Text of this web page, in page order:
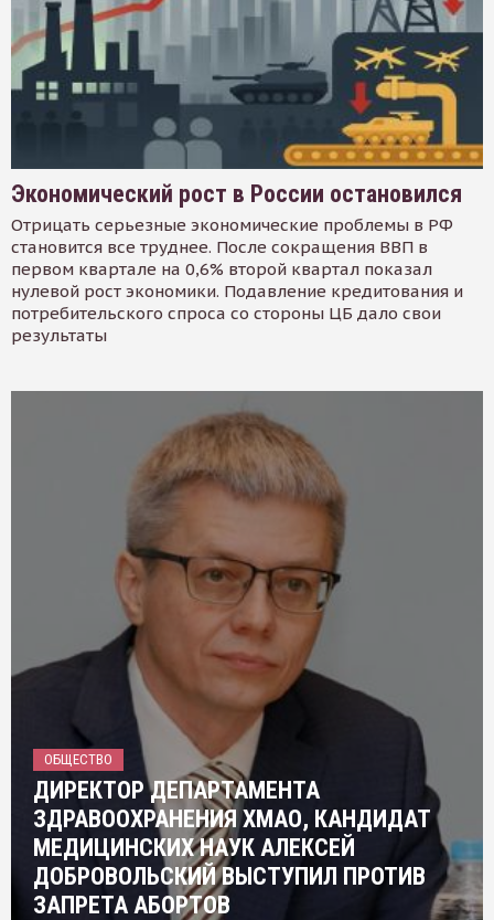
Экономический рост в России остановился
Отрицать серьезные экономические проблемы в РФ
становится все труднее. После сокращения ВВП в
первом квартале на 0,6% второй квартал показал
нулевой рост экономики. Подавление кредитования и
потребительского спроса со стороны ЦБ дало свои
результаты
ОБЩЕСТВО
ДИРЕКТОР ДЕПАРТАМЕНТА
ЗДРАВООХРАНЕНИЯ ХМАО, КАНДИДАТ
МЕДИЦИНСКИХ НАУК АЛЕКСЕЙ
ДОБРОВОЛЬСКИЙ ВЫСТУПИЛ ПРОТИВ
ЗАПРЕТА АБОРТОВ